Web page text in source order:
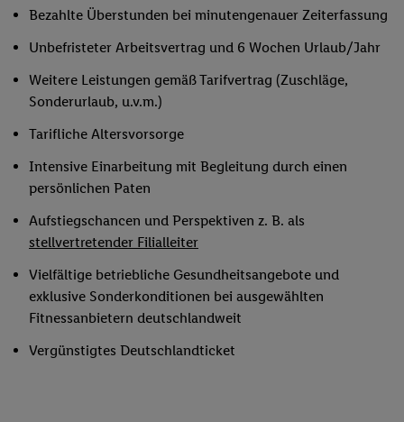
Bezahlte Überstunden bei minutengenauer Zeiterfassung
Unbefristeter Arbeitsvertrag und 6 Wochen Urlaub/Jahr
Weitere Leistungen gemäß Tarifvertrag (Zuschläge,
Sonderurlaub, u.v.m.)
Tarifliche Altersvorsorge
Intensive Einarbeitung mit Begleitung durch einen
persönlichen Paten
Aufstiegschancen und Perspektiven z. B. als
stellvertretender Filialleiter
Vielfältige betriebliche Gesundheitsangebote und
exklusive Sonderkonditionen bei ausgewählten
Fitnessanbietern deutschlandweit
Vergünstigtes Deutschlandticket